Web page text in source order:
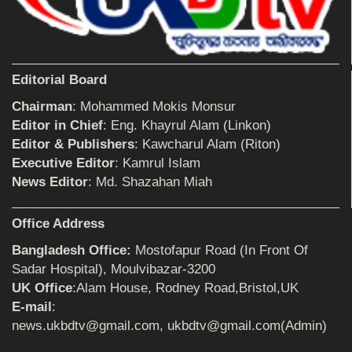
শিক্ষিকার ওপর হামলাকারীদের গ্রেফতারের দাবিতে
মানববন্ধন অনুষ্ঠিত
সোমবার
ঠাকুরগাঁওয়ে শিশু ধর্ষকের যাবজ্জীবন কারাদণ্ড
সহায়তা প্রদান অনুষ্ঠিত
Editorial Board
Chairman: Mohammed Mokis Monsur
Editor in Chief: Eng. Khayrul Alam (Linkon)
Editor & Publishers: Kawcharul Alam (Riton)
Executive Editor: Kamrul Islam
News Editor: Md. Shazahan Miah
Office Address
Bangladesh Office: Mostofapur Road (In Front Of
Sadar Hospital), Moulvibazar-3200
UK Office:Alam House, Rodney Road,Bristol,UK
E-mail :
news.ukbdtv@gmail.com, ukbdtv@gmail.com(Admin)